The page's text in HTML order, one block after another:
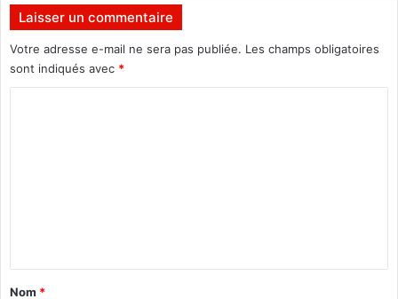
o
u
v
e
l
e
Laisser un commentaire
Votre adresse e-mail ne sera pas publiée. Les champs obligatoires
sont indiqués avec *
a
Nom *